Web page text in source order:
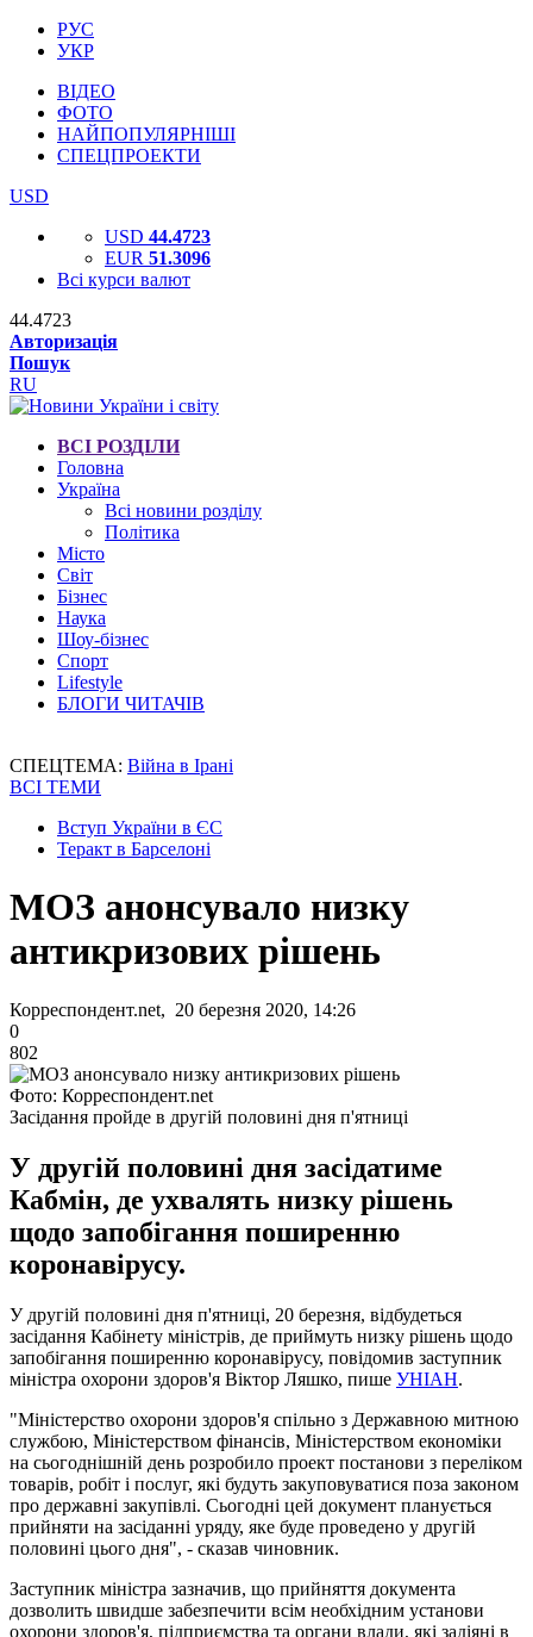
РУС
УКР
ВІДЕО
ФОТО
НАЙПОПУЛЯРНІШІ
СПЕЦПРОЕКТИ
USD
USD 44.4723
EUR 51.3096
Всі курси валют
44.4723
Авторизація
Пошук
RU
ВСІ РОЗДІЛИ
Головна
Україна
Всі новини розділу
Політика
Місто
Світ
Бізнес
Наука
Шоу-бізнес
Спорт
Lifestyle
БЛОГИ ЧИТАЧІВ
СПЕЦТЕМА: Війна в Ірані
ВСІ ТЕМИ
Вступ України в ЄС
Теракт в Барселоні
МОЗ анонсувало низку
антикризових рішень
Корреспондент.net, 20 березня 2020, 14:26
0
802
Фото: Корреспондент.net
Засідання пройде в другій половині дня п'ятниці
У другій половині дня засідатиме
Кабмін, де ухвалять низку рішень
щодо запобігання поширенню
коронавірусу.
У другій половині дня п'ятниці, 20 березня, відбудеться
засідання Кабінету міністрів, де приймуть низку рішень щодо
запобігання поширенню коронавірусу, повідомив заступник
міністра охорони здоров'я Віктор Ляшко, пише УНІАН.
"Міністерство охорони здоров'я спільно з Державною митною
службою, Міністерством фінансів, Міністерством економіки
на сьогоднішній день розробило проект постанови з переліком
товарів, робіт і послуг, які будуть закуповуватися поза законом
про державні закупівлі. Сьогодні цей документ планується
прийняти на засіданні уряду, яке буде проведено у другій
половині цього дня", - сказав чиновник.
Заступник міністра зазначив, що прийняття документа
дозволить швидше забезпечити всім необхідним установи
охорони здоров'я, підприємства та органи влади, які задіяні в